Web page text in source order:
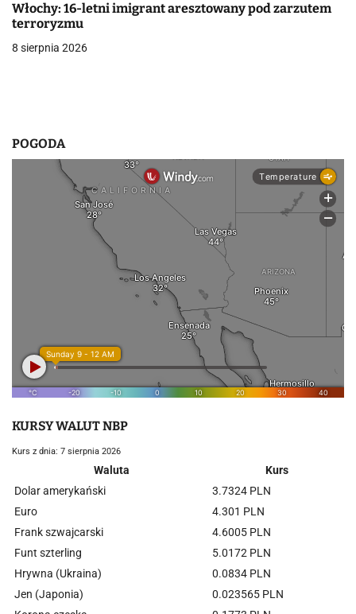
p
i
Włochy: 16-letni imigrant aresztowany pod zarzutem
terroryzmu
8 sierpnia 2026
POGODA
KURSY WALUT NBP
Kurs z dnia: 7 sierpnia 2026
Waluta
Kurs
Dolar amerykański
3.7324 PLN
Euro
4.301 PLN
Frank szwajcarski
4.6005 PLN
Funt szterling
5.0172 PLN
Hrywna (Ukraina)
0.0834 PLN
Jen (Japonia)
0.023565 PLN